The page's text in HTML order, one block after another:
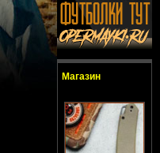
Магазин